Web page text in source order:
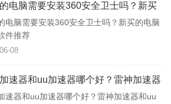
电脑需要安装360安全卫士吗？新买
安全软件推荐
电脑需要安装360安全卫士吗？新买的电脑
件推荐
08
速器和uu加速器哪个好？雷神加速器
速器使用成本对比
速器和uu加速器哪个好？雷神加速器和uu